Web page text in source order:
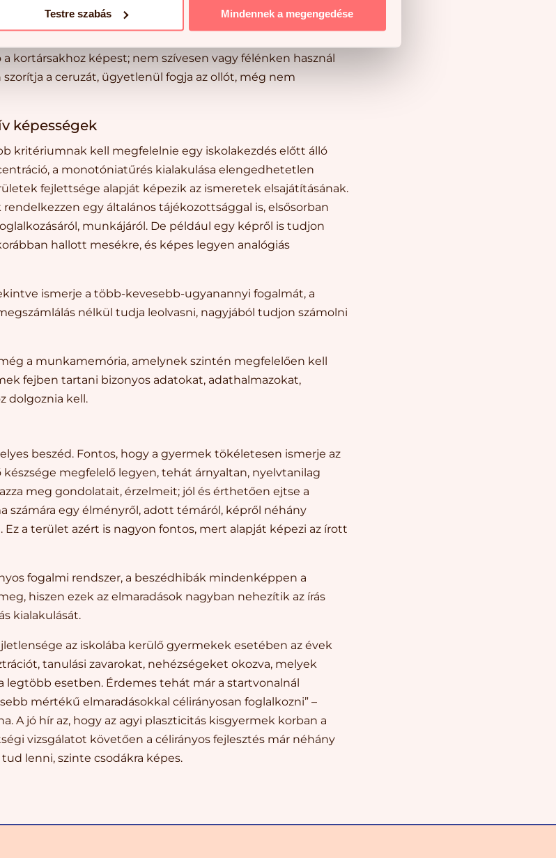
Testre szabás Mindennek a megengedése
írástanulásnak.
kortársakhoz képest; nem szívesen vagy félénken használ
a ceruzát, ügyetlenül fogja az ollót, még nem
képességek
kritériumnak kell megfelelnie egy iskolakezdés előtt álló
a monotóniatűrés kialakulása elengedhetetlen
fejlettsége alapját képezik az ismeretek elsajátításának.
egy általános tájékozottsággal is, elsősorban
munkájáról. De például egy képről is tudjon
hallott mesékre, és képes legyen analógiás
ismerje a több-kevesebb-ugyanannyi fogalmát, a
nélkül tudja leolvasni, nagyjából tudjon számolni
a munkamemória, amelynek szintén megfelelően kell
fejben tartani bizonyos adatokat, adathalmazokat,
dolgoznia kell.
beszéd. Fontos, hogy a gyermek tökéletesen ismerje az
készsége megfelelő legyen, tehát árnyaltan, nyelvtanilag
meg gondolatait, érzelmeit; jól és érthetően ejtse a
számára egy élményről, adott témáról, képről néhány
a terület azért is nagyon fontos, mert alapját képezi az írott
fogalmi rendszer, a beszédhibák mindenképpen a
hiszen ezek az elmaradások nagyban nehezítik az írás
kialakulását.
az iskolába kerülő gyermekek esetében az évek
tanulási zavarokat, nehézségeket okozva, melyek
legtöbb esetben. Érdemes tehát már a startvonalnál
mértékű elmaradásokkal célirányosan foglalkozni” –
A jó hír az, hogy az agyi plaszticitás kisgyermek korban a
vizsgálatot követően a célirányos fejlesztés már néhány
lenni, szinte csodákra képes.